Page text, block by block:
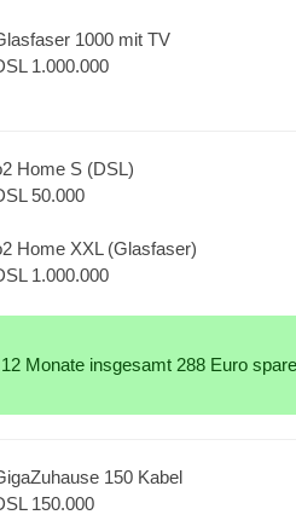
1000 mit TV
1.000.000
Home S (DSL)
50.000
Home XXL (Glasfaser)
1.000.000
Monate insgesamt 288 Euro
150 Kabel
150.000